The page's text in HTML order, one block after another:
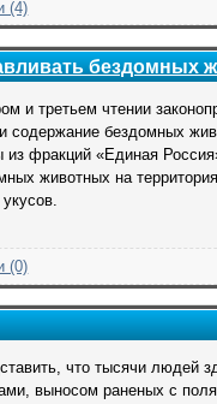
(4)
бездомных
и третьем чтении
содержание бездомных
из фракций «Единая
животных на
(0)
что тысячи людей
выносом раненых с